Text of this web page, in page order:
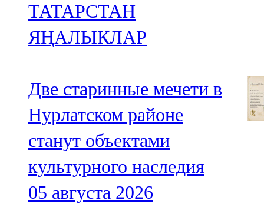
ТАТАРСТАН
ЯҢАЛЫКЛАР
Две старинные мечети в
Нурлатском районе
станут объектами
культурного наследия
05 августа 2026